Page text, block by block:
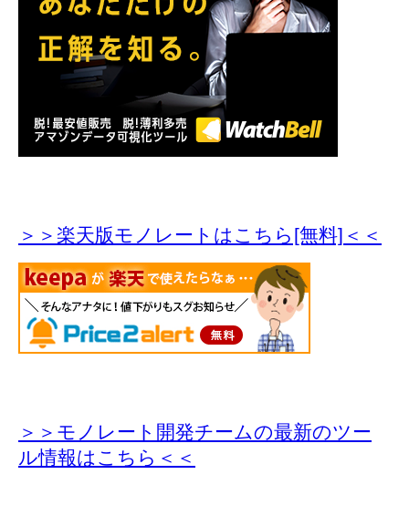
＞＞楽天版モノレートはこちら[無料]＜＜
＞＞モノレート開発チームの最新のツー
ル情報はこちら＜＜